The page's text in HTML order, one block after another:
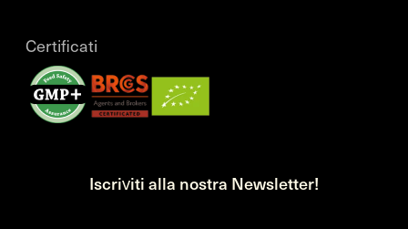
Certificati
Iscriviti alla nostra Newsletter!